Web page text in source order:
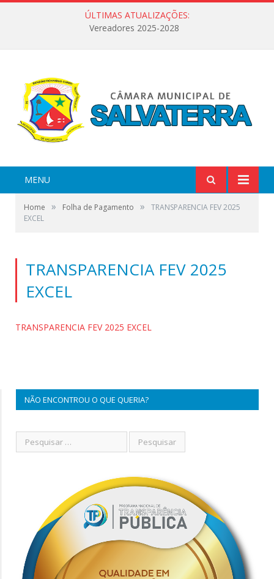
ÚLTIMAS ATUALIZAÇÕES:
Vereadores 2025-2028
MENU
Home » Folha de Pagamento »
TRANSPARENCIA FEV 2025
EXCEL
TRANSPARENCIA FEV 2025
EXCEL
TRANSPARENCIA FEV 2025 EXCEL
NÃO ENCONTROU O QUE QUERIA?